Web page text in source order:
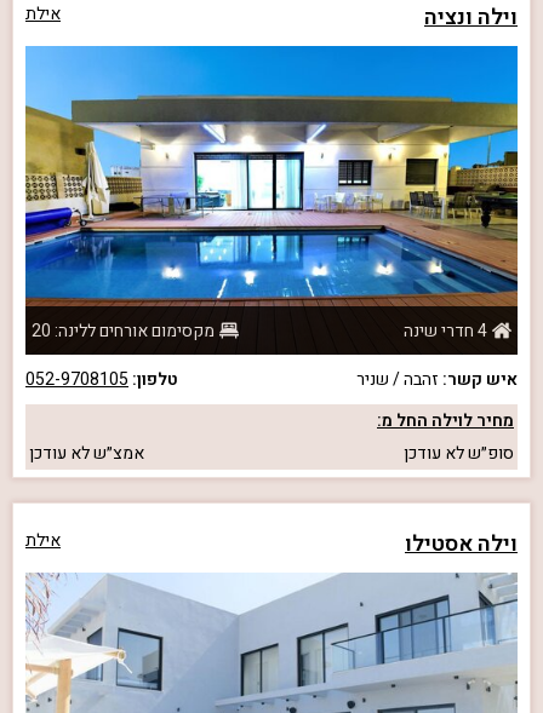
וילה ונציה אילת
4 חדרי שינה
מקסימום אורחים ללינה: 20
איש קשר: זהבה / שניר טלפון: 052-9708105
מחיר לוילה החל מ:
סופ״שלא עודכן אמצ״שלא עודכן
וילה אסטילו אילת